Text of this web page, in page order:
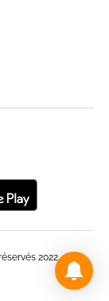
2022